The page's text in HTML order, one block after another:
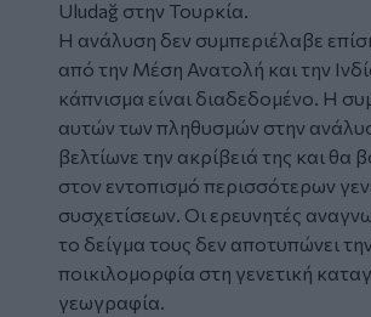
Uludağ στην Τουρκία.
Η ανάλυση δεν συμπεριέλαβε
από την Μέση Ανατολή και την
κάπνισμα είναι διαδεδομένο. Η
αυτών των πληθυσμών στην
βελτίωνε την ακρίβειά της και θα
στον εντοπισμό περισσότερων
συσχετίσεων. Οι ερευνητές
το δείγμα τους δεν αποτυπώνει
ποικιλομορφία στη γενετική
γεωγραφία.